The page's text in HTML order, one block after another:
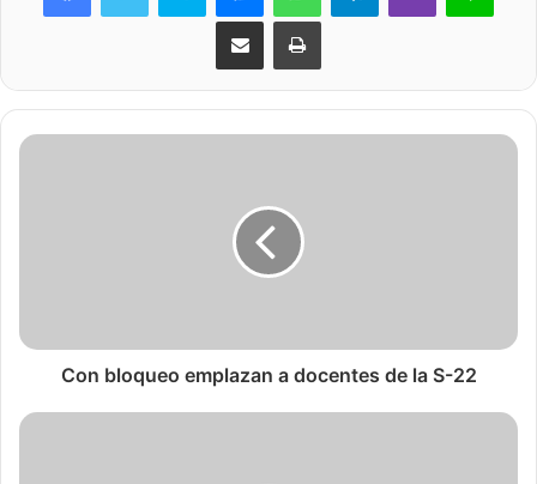
Share via Email Print
Con bloqueo emplazan a docentes de la S-22